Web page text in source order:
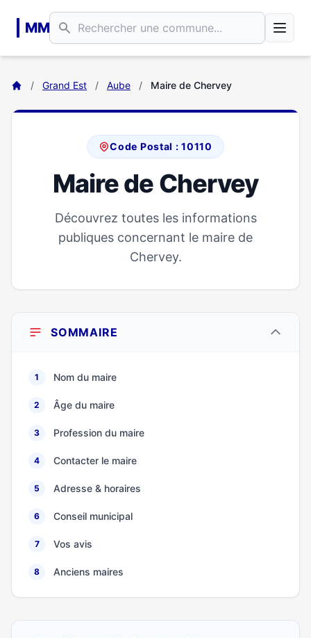
MM
/ Grand Est / Aube / Maire de Chervey
Code Postal : 10110
Maire de Chervey
Découvrez toutes les informations
publiques concernant le maire de
Chervey.
SOMMAIRE
1 Nom du maire
2 Âge du maire
3 Profession du maire
4 Contacter le maire
5 Adresse & horaires
6 Conseil municipal
7 Vos avis
8 Anciens maires